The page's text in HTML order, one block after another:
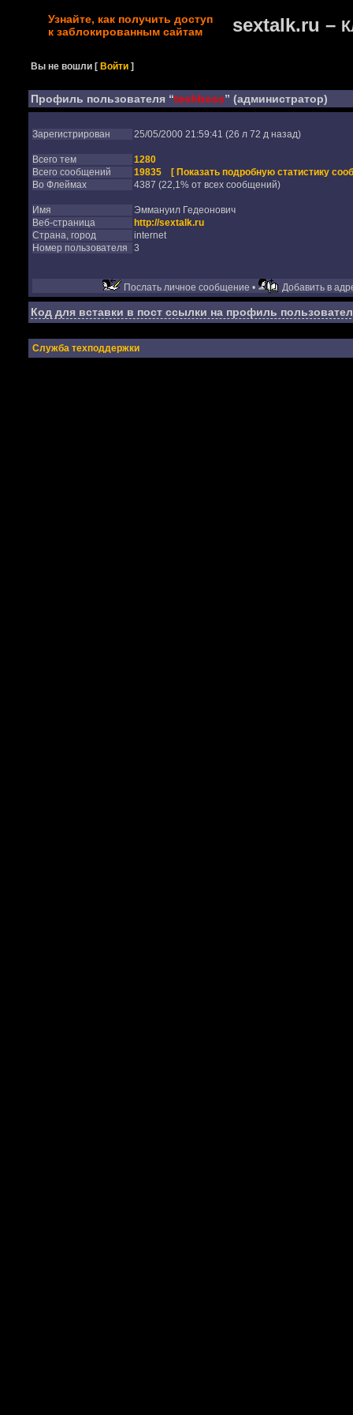
Узнайте, как получить доступ
к заблокированным сайтам
sextalk.ru –
Вы не вошли [Войти ]
Профиль пользователя “techboss” (администратор)
Зарегистрирован 25/05/2000 21:59:41 (26 л 72 д назад)
Всего тем
1280
Всего сообщений
19835
[ Показать подробную статистику
Во Флеймах
4387 (22,1% от всех сообщений)
Имя
Эммануил Гедеонович
Веб-страница
http://sextalk.ru
Страна, город
internet
Номер пользователя
3
Послать личное сообщение • Добавить в
Код для вставки в пост ссылки на профиль
Служба техподдержки